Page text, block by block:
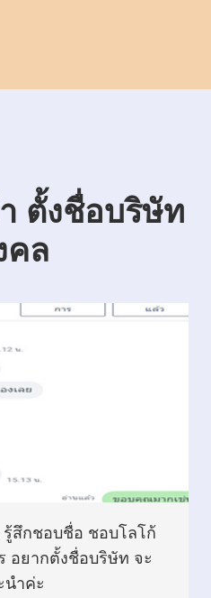
ตั้งชื่อบริษัท
คล
สึกชอบชื่อ ชอบโลโก้
อยากตั้งชื่อบริษัท จะ
นำค่ะ